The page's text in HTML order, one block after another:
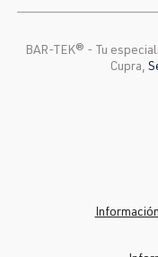
BAR-TEK®️ - Tu
Cupra,